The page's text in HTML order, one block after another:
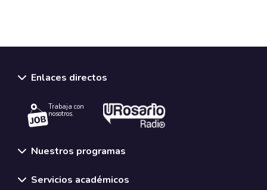
Enlaces directos
Trabaja con
nosotros.
Nuestros programas
Servicios académicos